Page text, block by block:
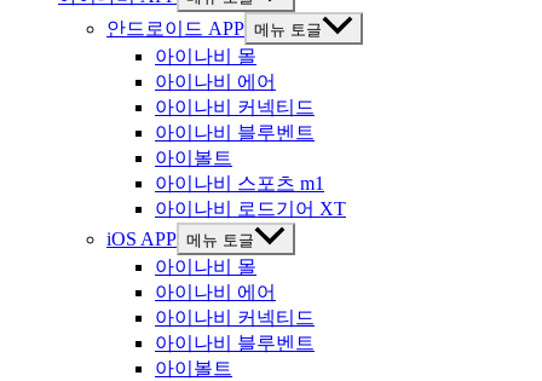
안드로이드 APP 메뉴 토글
아이나비 몰
아이나비 에어
아이나비 커넥티드
아이나비 블루벤트
아이볼트
아이나비 스포츠 m1
아이나비 로드기어 XT
iOS APP 메뉴 토글
아이나비 몰
아이나비 에어
아이나비 커넥티드
아이나비 블루벤트
아이볼트